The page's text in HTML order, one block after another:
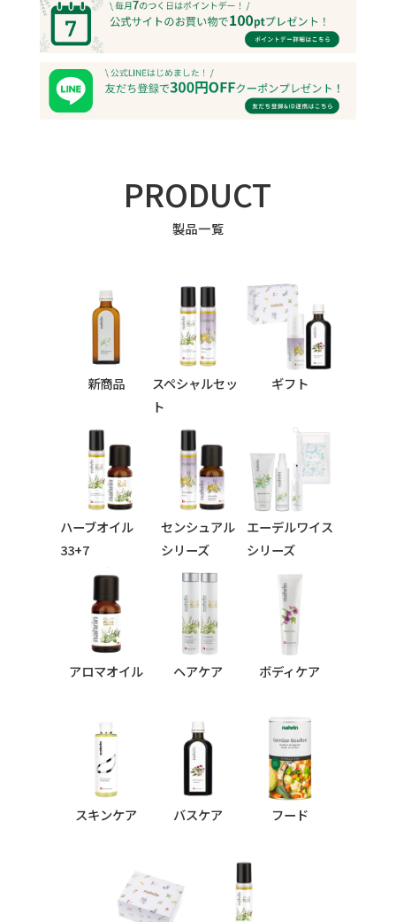
PRODUCT
製品一覧
新商品
スペシャルセッ
ト
ギフト
ハーブオイル
33+7
シリーズ
センシュアル
シリーズ
エーデルワイス
シリーズ
アロマオイル ヘアケア ボディケア
スキンケア バスケア フード